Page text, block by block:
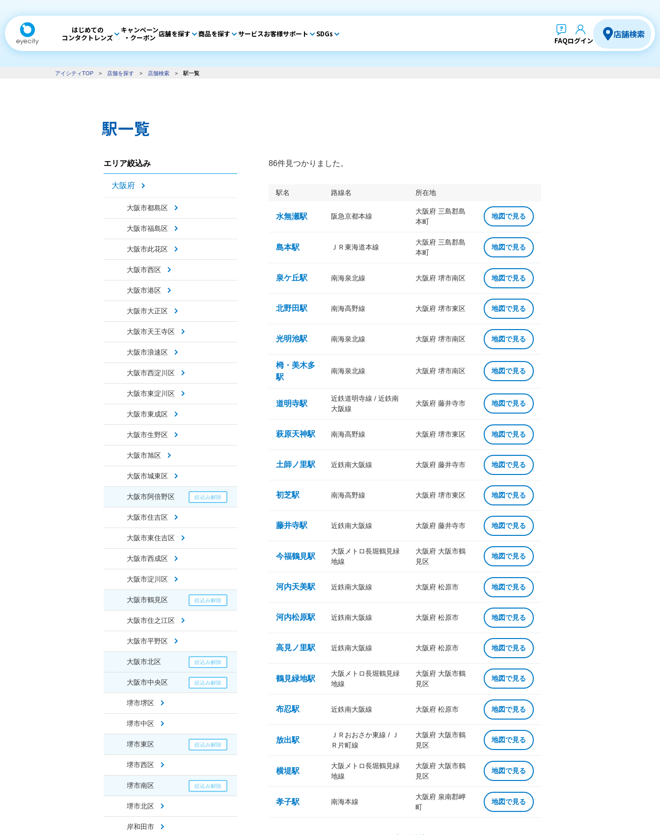
はじめての
コンタクトレンズ
キャンペーン
・クーポン 店舗を探す 商品を探す サービスお客様サポート SDGs
FAQログイン
店舗検索
アイシティTOP > 店舗を探す > 店舗検索 > 駅一覧
駅一覧
エリア絞込み
大阪府
大阪市都島区
大阪市福島区
大阪市此花区
大阪市西区
大阪市港区
大阪市大正区
大阪市天王寺区
大阪市浪速区
大阪市西淀川区
大阪市東淀川区
大阪市東成区
大阪市生野区
大阪市旭区
大阪市城東区
大阪市阿倍野区
大阪市住吉区
大阪市東住吉区
大阪市西成区
大阪市淀川区
大阪市鶴見区
大阪市住之江区
大阪市平野区
大阪市北区
大阪市中央区
堺市堺区
堺市中区
堺市東区
堺市西区
堺市南区
堺市北区
岸和田市
86件見つかりました。
駅名 路線名 所在地
水無瀬駅 阪急京都本線
大阪府 三島郡島
本町
地図で見る
島本駅 ＪＲ東海道本線
大阪府 三島郡島
本町
地図で見る
泉ケ丘駅 南海泉北線 大阪府 堺市南区 地図で見る
北野田駅 南海高野線 大阪府 堺市東区 地図で見る
光明池駅 南海泉北線 大阪府 堺市南区 地図で見る
栂・美木多
駅
南海泉北線 大阪府 堺市南区 地図で見る
道明寺駅
近鉄道明寺線 / 近鉄南
大阪線
大阪府 藤井寺市 地図で見る
萩原天神駅 南海高野線 大阪府 堺市東区 地図で見る
土師ノ里駅 近鉄南大阪線 大阪府 藤井寺市 地図で見る
初芝駅 南海高野線 大阪府 堺市東区 地図で見る
藤井寺駅 近鉄南大阪線 大阪府 藤井寺市 地図で見る
今福鶴見駅
大阪メトロ長堀鶴見緑
地線
大阪府 大阪市鶴
見区
地図で見る
河内天美駅 近鉄南大阪線 大阪府 松原市 地図で見る
河内松原駅 近鉄南大阪線 大阪府 松原市 地図で見る
高見ノ里駅 近鉄南大阪線 大阪府 松原市 地図で見る
鶴見緑地駅
大阪メトロ長堀鶴見緑
地線
大阪府 大阪市鶴
見区
地図で見る
布忍駅 近鉄南大阪線 大阪府 松原市 地図で見る
放出駅
ＪＲおおさか東線 / Ｊ
Ｒ片町線
大阪府 大阪市鶴
見区
地図で見る
横堤駅
大阪メトロ長堀鶴見緑
地線
大阪府 大阪市鶴
見区
地図で見る
孝子駅 南海本線
大阪府 泉南郡岬
町
地図で見る